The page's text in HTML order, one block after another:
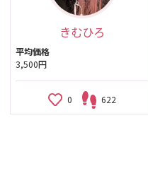
きむひろ
平均価格
3,500円
0 622